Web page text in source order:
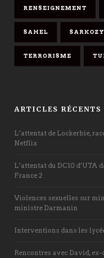
RENSEIGNEMENT
SAHEL SARKOZY
TERRORISME
ARTICLES RÉCENTS
L’attentat de Lockerbie,
Netflix
L’attentat du DC10 d’UTA
France 2
Violences sexuelles sur
ministre Darmanin
Interventions dans les
Rencontres avec David, ex-